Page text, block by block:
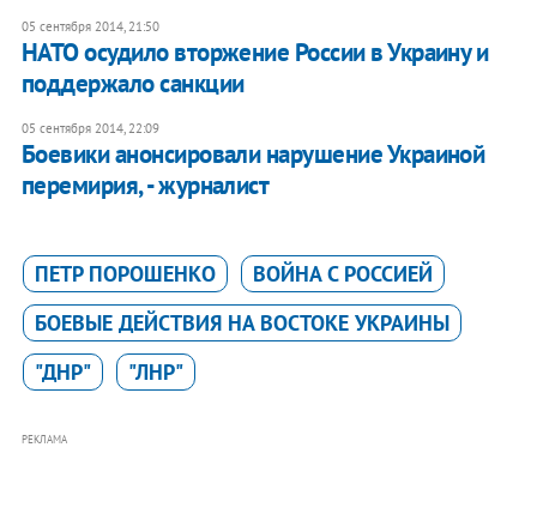
05 сентября 2014, 21:50
НАТО осудило вторжение России в Украину и
поддержало санкции
05 сентября 2014, 22:09
Боевики анонсировали нарушение Украиной
перемирия, - журналист
ПЕТР ПОРОШЕНКО
ВОЙНА С РОССИЕЙ
БОЕВЫЕ ДЕЙСТВИЯ НА ВОСТОКЕ УКРАИНЫ
"ДНР"
"ЛНР"
РЕКЛАМА